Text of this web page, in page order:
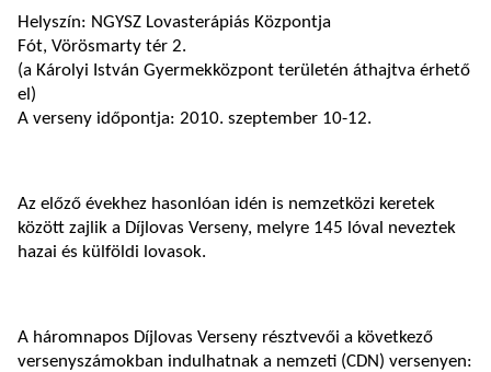
Helyszín: NGYSZ Lovasterápiás Központja
Fót, Vörösmarty tér 2.
(a Károlyi István Gyermekközpont területén áthajtva érhető
el)
A verseny időpontja: 2010. szeptember 10-12.
Az előző évekhez hasonlóan idén is nemzetközi keretek
között zajlik a Díjlovas Verseny, melyre 145 lóval neveztek
hazai és külföldi lovasok.
A háromnapos Díjlovas Verseny résztvevői a következő
versenyszámokban indulhatnak a nemzeti (CDN) versenyen: